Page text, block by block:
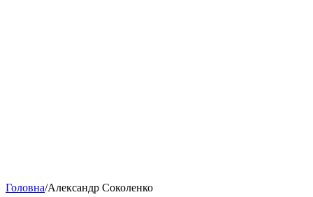
Головна/Александр Соколенко